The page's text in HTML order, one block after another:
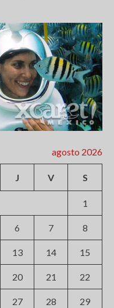
agosto 2026
J V S
1
6 7 8
13 14 15
20 21 22
27 28 29